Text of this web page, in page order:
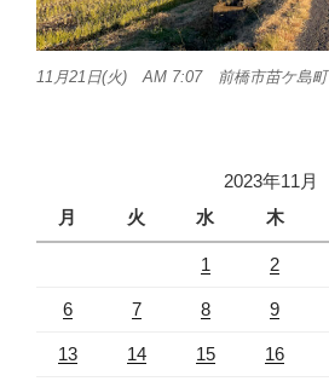
11月21日(火) AM 7:07 前橋市苗ケ島町
2023年11月
月
火 水 木
1 2
6 7 8 9
13 14 15 16